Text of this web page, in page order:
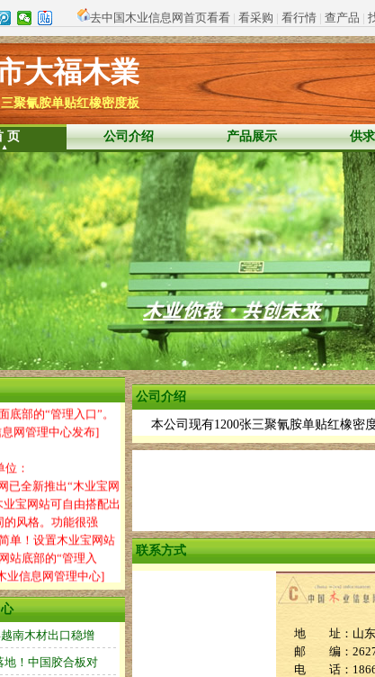
去中国木业信息网首页看看 | 看采购 | 看行情 | 查产品 |
大福木業
聚氰胺单贴红橡密度板
页 公司介绍 产品展示 供
位：
各类公司最新动态
可以在这里随时发布
、公司活动、参展预
等信息，每条公告限
内。如需发布公告请
底部的“管理入口”。
网管理中心发布]
：
已全新推出“木业宝网
业宝网站可自由搭配出
的风格。功能很强
单！设置木业宝网站
站底部的“管理入
业信息网管理中心]
公司介绍
本公司现有1200张三聚氰胺单贴红橡密
联系方式
地 址：山东
邮 编：
电 话：